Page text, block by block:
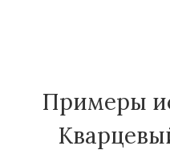
Примеры